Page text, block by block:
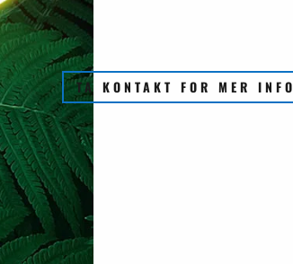
TA KONTAKT FOR MER INFO